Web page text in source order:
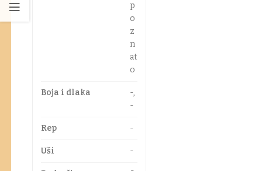
p
o
z
n
at
o
Boja i dlaka
-,
-
Rep -
Uši -